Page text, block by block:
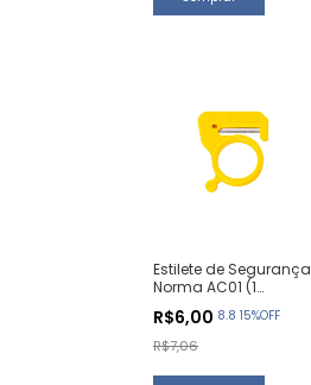
Estilete de Segurança
Norma AC01 (1
R$6,00 8.8 15%OFF
R$7,06